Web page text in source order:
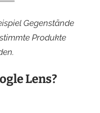
Gegenstände
Produkte
Lens?